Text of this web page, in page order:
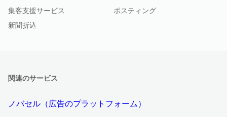
集客支援サービス
ポスティング
新聞折込
関連のサービス
ノバセル（広告のプラットフォーム）